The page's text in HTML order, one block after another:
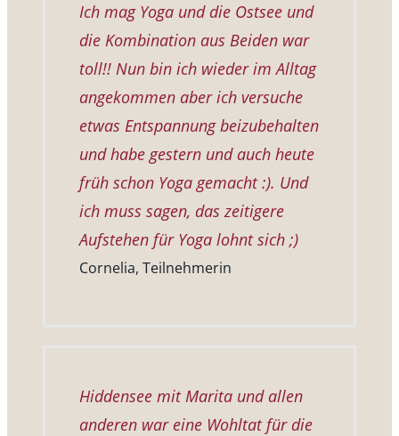
Ich mag Yoga und die Ostsee und
die Kombination aus Beiden war
toll!! Nun bin ich wieder im Alltag
angekommen aber ich versuche
etwas Entspannung beizubehalten
und habe gestern und auch heute
früh schon Yoga gemacht :). Und
ich muss sagen, das zeitigere
Aufstehen für Yoga lohnt sich ;)
Cornelia, Teilnehmerin
Hiddensee mit Marita und allen
anderen war eine Wohltat für die